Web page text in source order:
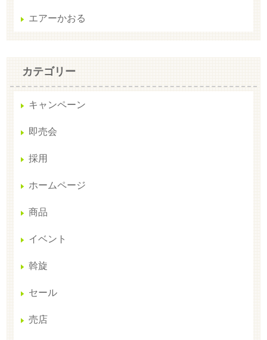
エアーかおる
カテゴリー
キャンペーン
即売会
採用
ホームページ
商品
イベント
斡旋
セール
売店